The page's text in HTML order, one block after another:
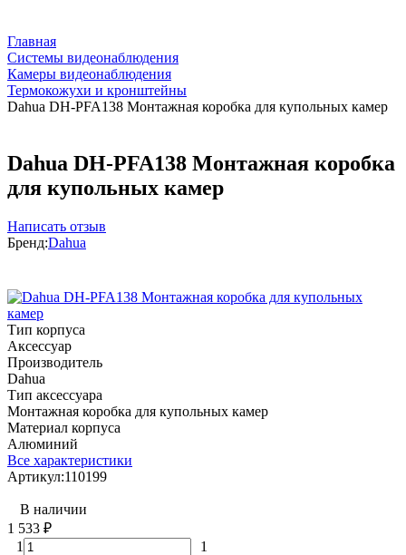
Главная
Системы видеонаблюдения
Камеры видеонаблюдения
Термокожухи и кронштейны
Dahua DH-PFA138 Монтажная коробка для купольных камер
Dahua DH-PFA138 Монтажная коробка
для купольных камер
Написать отзыв
Бренд:Dahua
Тип корпуса
Аксессуар
Производитель
Dahua
Тип аксессуара
Монтажная коробка для купольных камер
Материал корпуса
Алюминий
Все характеристики
Артикул:110199
В наличии
1 533 ₽
1
1